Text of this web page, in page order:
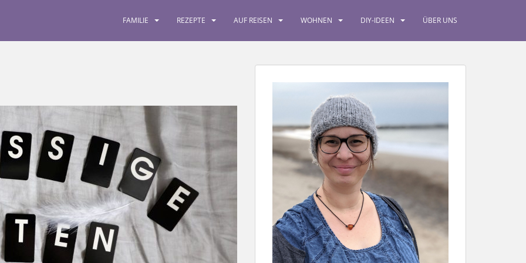
FAMILIE REZEPTE AUF REISEN WOHNEN DIY-IDEEN ÜBER UNS